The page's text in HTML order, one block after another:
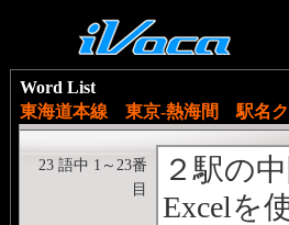
Word List
東海道本線 東京-熱海間 駅名
２駅の
Excelを
23 語中 1～23番
目